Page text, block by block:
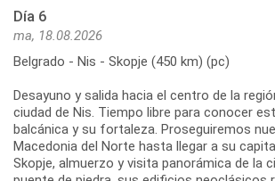
Día 6
ma, 18.08.2026
Belgrado - Nis - Skopje (450 km) (pc)
Desayuno y salida hacia el centro de la
ciudad de Nis. Tiempo libre para conocer
balcánica y su fortaleza. Proseguiremos
Macedonia del Norte hasta llegar a su
Skopje, almuerzo y visita panorámica de la